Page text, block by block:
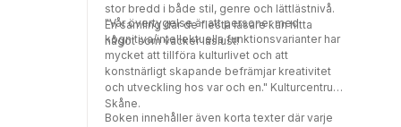
stor bredd i både stil, genre och lättlästnivå.
En samling där de flesta läsare kan hitta
något som väcker läslust!
"Vår övertygelse är att personer med
kognitiva/intellektuella funktionsvarianter har
mycket att tillföra kulturlivet och att
konstnärligt skapande befrämjar kreativitet
och utveckling hos var och en." Kulturcentrum
Skåne.
Boken innehåller även korta texter där varje